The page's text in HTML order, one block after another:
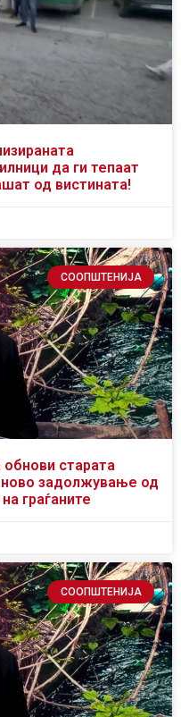
да ги тепаат
од вистината!
СООПШТЕНИЈА
старата
задолжување од
граѓаните
СООПШТЕНИЈА